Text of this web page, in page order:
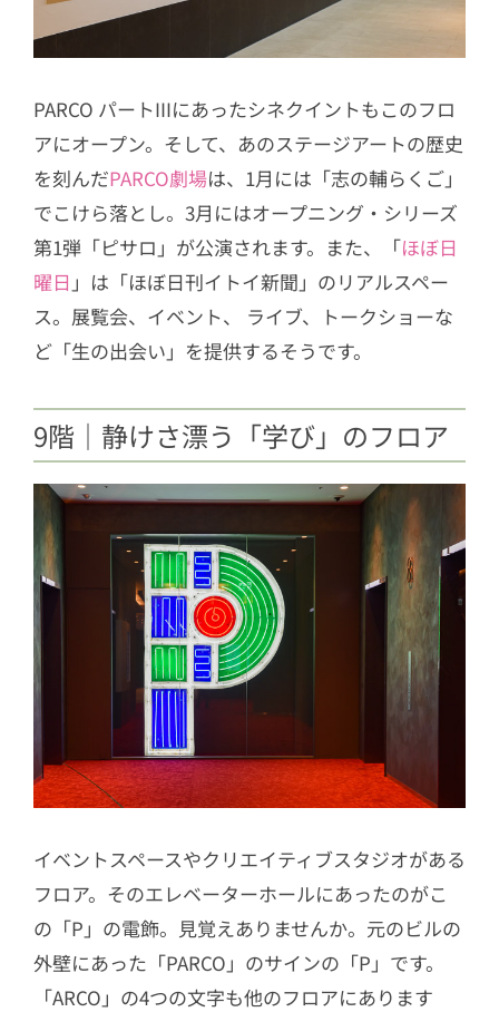
PARCO パートIIIにあったシネクイントもこのフロ
アにオープン。そして、あのステージアートの歴史
を刻んだPARCO劇場は、1月には「志の輔らくご」
でこけら落とし。3月にはオープニング・シリーズ
第1弾「ピサロ」が公演されます。また、「ほぼ日
曜日 」は「ほぼ日刊イトイ新聞」のリアルスペー
ス。展覧会、イベント、 ライブ、トークショーな
ど「生の出会い」を提供するそうです。
9階｜静けさ漂う「学び」のフロア
イベントスペースやクリエイティブスタジオがある
フロア。そのエレベーターホールにあったのがこ
の「P」の電飾。見覚えありませんか。元のビルの
外壁にあった「PARCO」のサインの「P」です。
「ARCO」の4つの文字も他のフロアにあります